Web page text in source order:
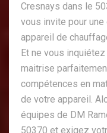
Cresnays dans le
vous invite pour
appareil de
Et ne vous
maitrise
compétences en
de votre appareil.
équipes de DM
50370 et exigez